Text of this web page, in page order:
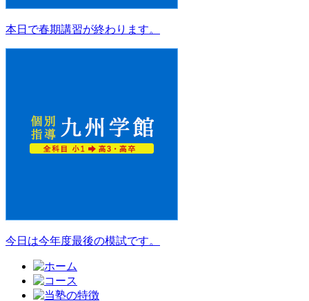
本日で春期講習が終わります。
今日は今年度最後の模試です。